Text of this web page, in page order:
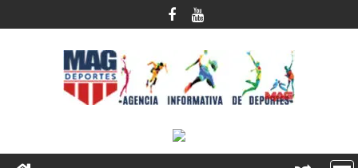
al